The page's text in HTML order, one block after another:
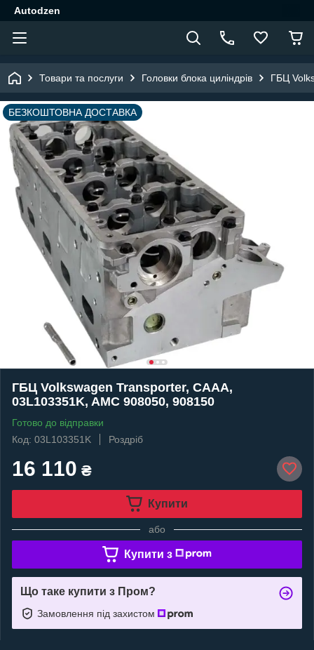
Autodzen
Товари та послуги Головки блока циліндрів ГБЦ
БЕЗКОШТОВНА ДОСТАВКА
ГБЦ Volkswagen Transporter, CAAA,
03L103351K, AMC 908050, 908150
Готово до відправки
Код: 03L103351K
Роздріб
16 110 ₴
Купити
або
Купити з
Що таке купити з Пром?
Замовлення під захистом